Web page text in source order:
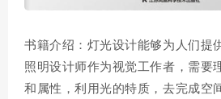
书籍介绍：灯光设计能够为人们提
照明设计师作为视觉工作者，需要
和属性，利用光的特质，去完成空